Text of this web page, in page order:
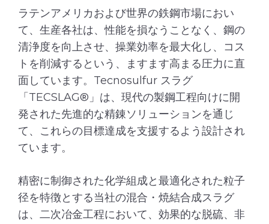
ラテンアメリカおよび世界の鉄鋼市場におい
て、生産各社は、性能を損なうことなく、鋼の
清浄度を向上させ、操業効率を最大化し、コス
トを削減するという、ますます高まる圧力に直
面しています。Tecnosulfur スラグ
「TECSLAG®」は、現代の製鋼工程向けに開
発された先進的な精錬ソリューションを通じ
て、これらの目標達成を支援するよう設計され
ています。
精密に制御された化学組成と最適化された粒子
径を特徴とする当社の混合・焼結合成スラグ
は、二次冶金工程において、効果的な脱硫、非